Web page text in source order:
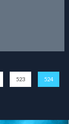
523 524